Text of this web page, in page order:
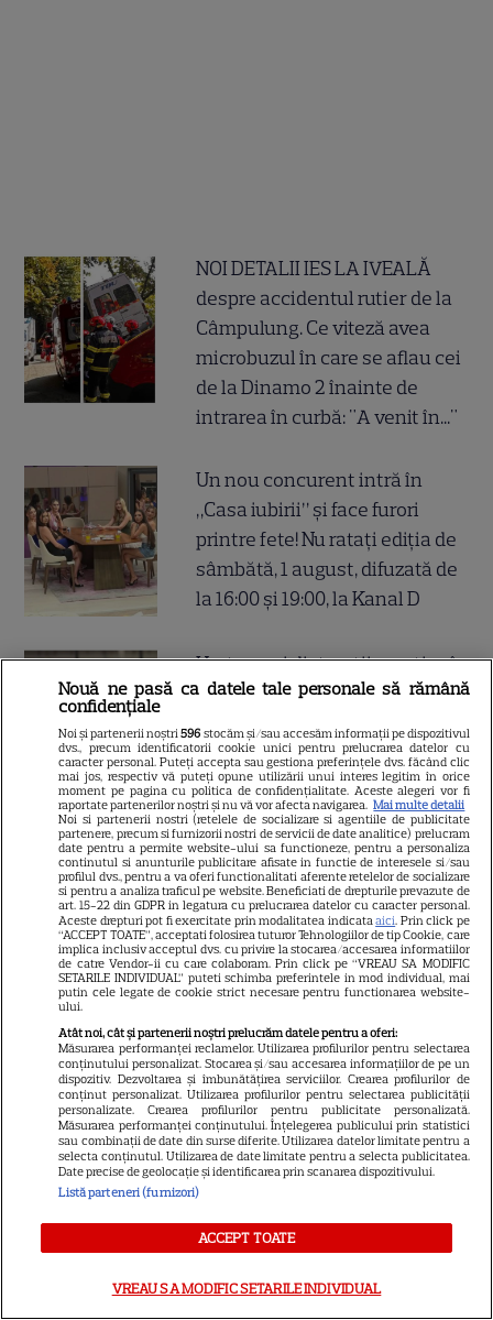
NOI DETALII IES LA IVEALĂ
despre accidentul rutier de la
Câmpulung. Ce viteză avea
microbuzul în care se aflau cei
de la Dinamo 2 înainte de
intrarea în curbă: "A venit în..."
Un nou concurent intră în
„Casa iubirii” și face furori
printre fete! Nu ratați ediția de
sâmbătă, 1 august, difuzată de
la 16:00 și 19:00, la Kanal D
Harta unei distracții sportive în
mare trend la noi în București:
padle tennis. Unde găsești
cele mai bune terenuri de
padel din oraș
CE ASCUNDE ultima CIFRA a
CNP-ului? Dacă ai 3 sau 8
însemană că...
Nouă ne pasă ca datele tale personale să rămână
confidențiale
Noi și partenerii noștri596 stocăm și/sau accesăm informații pe dispozitivul
dvs., precum identificatorii cookie unici pentru prelucrarea datelor cu
caracter personal. Puteți accepta sau gestiona preferințele dvs. făcând clic
mai jos, respectiv vă puteți opune utilizării unui interes legitim în orice
moment pe pagina cu politica de confidențialitate. Aceste alegeri vor fi
raportate partenerilor noștri și nu vă vor afecta navigarea. Mai multe detalii
Noi si partenerii nostri (retelele de socializare si agentiile de publicitate
partenere, precum si furnizorii nostri de servicii de date analitice) prelucram
date pentru a permite website-ului sa functioneze, pentru a personaliza
continutul si anunturile publicitare afisate in functie de interesele si/sau
profilul dvs., pentru a va oferi functionalitati aferente retelelor de socializare
si pentru a analiza traficul pe website. Beneficiati de drepturile prevazute de
art. 15-22 din GDPR in legatura cu prelucrarea datelor cu caracter personal.
Aceste drepturi pot fi exercitate prin modalitatea indicataaici. Prin click pe
“ACCEPT TOATE”, acceptati folosirea tuturor Tehnologiilor de tip Cookie, care
implica inclusiv acceptul dvs. cu privire la stocarea/accesarea informatiilor
de catre Vendor-ii cu care colaboram. Prin click pe “VREAU SA MODIFIC
SETARILE INDIVIDUAL” puteti schimba preferintele in mod individual, mai
putin cele legate de cookie strict necesare pentru functionarea website-
ului.
Atât noi, cât și partenerii noștri prelucrăm datele pentru a oferi:
Măsurarea performanței reclamelor. Utilizarea profilurilor pentru selectarea
conținutului personalizat. Stocarea și/sau accesarea informațiilor de pe un
dispozitiv. Dezvoltarea și îmbunătățirea serviciilor. Crearea profilurilor de
conținut personalizat. Utilizarea profilurilor pentru selectarea publicității
personalizate. Crearea profilurilor pentru publicitate personalizată.
Măsurarea performanței conținutului. Înțelegerea publicului prin statistici
sau combinații de date din surse diferite. Utilizarea datelor limitate pentru a
selecta conținutul. Utilizarea de date limitate pentru a selecta publicitatea.
Date precise de geolocație și identificarea prin scanarea dispozitivului.
Listă parteneri (furnizori)
ACCEPT TOATE
VREAU SA MODIFIC SETARILE INDIVIDUAL